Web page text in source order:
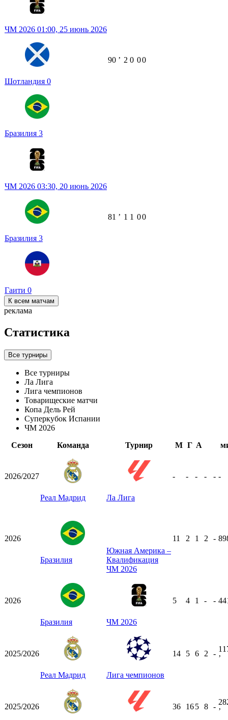
ЧМ 2026 01:00, 25 июнь 2026
Шотландия 0
Бразилия 3
90 ʼ 2 0 00
ЧМ 2026 03:30, 20 июнь 2026
Бразилия 3
Гаити 0
81 ʼ 1 1 00
К всем матчам
реклама
Статистика
Все турниры
Все турниры
Ла Лига
Лига чемпионов
Товарищеские матчи
Копа Дель Рей
Суперкубок Испании
ЧМ 2026
Сезон
Команда Турнир М Г А
2026/2027
Реал Мадрид Ла Лига
- - - - - -
2026
Бразилия
Южная Америка –
Квалификация
ЧМ 2026
11 2 1 2 -
2026
Бразилия ЧМ 2026
5 4 1 - -
2025/2026
Реал Мадрид Лига чемпионов
14 5 6 2 -
ʼ
2025/2026 36 165 8 -
ʼ